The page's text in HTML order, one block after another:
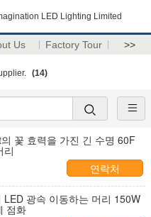
LED Lighting Limited
Us Factory Tour >>
(14)
꽃 효력을 가진 긴 수명 60F
리
연락처
LED 광속 이동하는 머리 150W
점화